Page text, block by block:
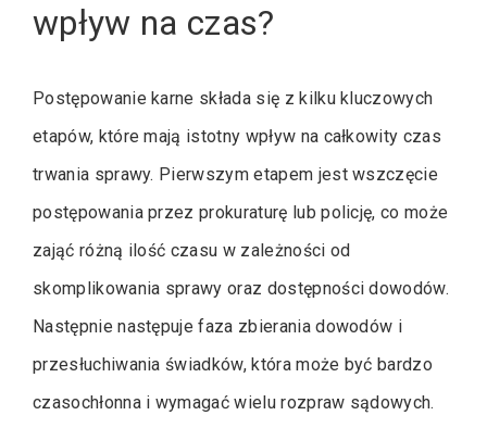
wpływ na czas?
Postępowanie karne składa się z kilku kluczowych
etapów, które mają istotny wpływ na całkowity czas
trwania sprawy. Pierwszym etapem jest wszczęcie
postępowania przez prokuraturę lub policję, co może
zająć różną ilość czasu w zależności od
skomplikowania sprawy oraz dostępności dowodów.
Następnie następuje faza zbierania dowodów i
przesłuchiwania świadków, która może być bardzo
czasochłonna i wymagać wielu rozpraw sądowych.